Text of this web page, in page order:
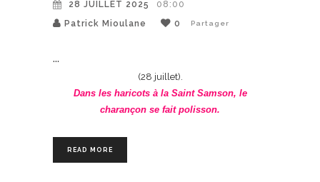
28 JUILLET 2025
08:00
Patrick Mioulane
0 Partager
(28 juillet).
Dans les haricots à la Saint Samson, le
charançon se fait polisson.
READ MORE